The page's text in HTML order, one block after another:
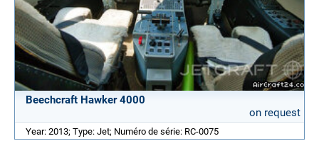
Beechcraft Hawker 4000
on request
Year: 2013; Type: Jet; Numéro de série: RC-0075